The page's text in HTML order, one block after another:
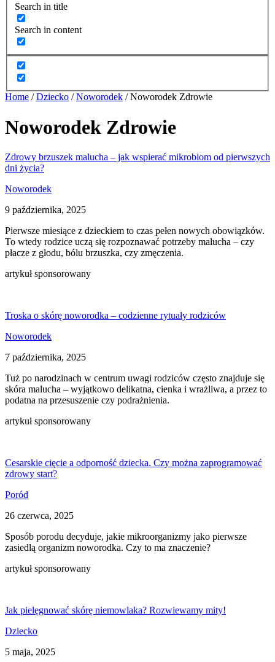
Search in title
Search in content
Home / Dziecko / Noworodek / Noworodek Zdrowie
Noworodek Zdrowie
Zdrowy brzuszek malucha – jak wspierać mikrobiom od pierwszych
dni życia?
Noworodek
9 października, 2025
Pierwsze miesiące z dzieckiem to czas pełen nowych obowiązków.
To wtedy rodzice uczą się rozpoznawać potrzeby malucha – czy
płacze z głodu, bólu brzuszka, czy zmęczenia.
artykuł sponsorowany
Troska o skórę noworodka – codzienne rytuały rodziców
Noworodek
7 października, 2025
Tuż po narodzinach w centrum uwagi rodziców często znajduje się
skóra malucha – wyjątkowo delikatna, cienka i wrażliwa, a przez to
podatna na przesuszenie czy podrażnienia.
artykuł sponsorowany
Cesarskie cięcie a odporność dziecka. Czy można zaprogramować
zdrowy start?
Poród
26 czerwca, 2025
Sposób porodu decyduje, jakie mikroorganizmy jako pierwsze
zasiedlą organizm noworodka. Czy to ma znaczenie?
artykuł sponsorowany
Jak pielęgnować skórę niemowlaka? Rozwiewamy mity!
Dziecko
5 maja, 2025